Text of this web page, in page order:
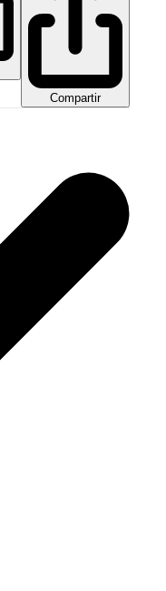
Compartir